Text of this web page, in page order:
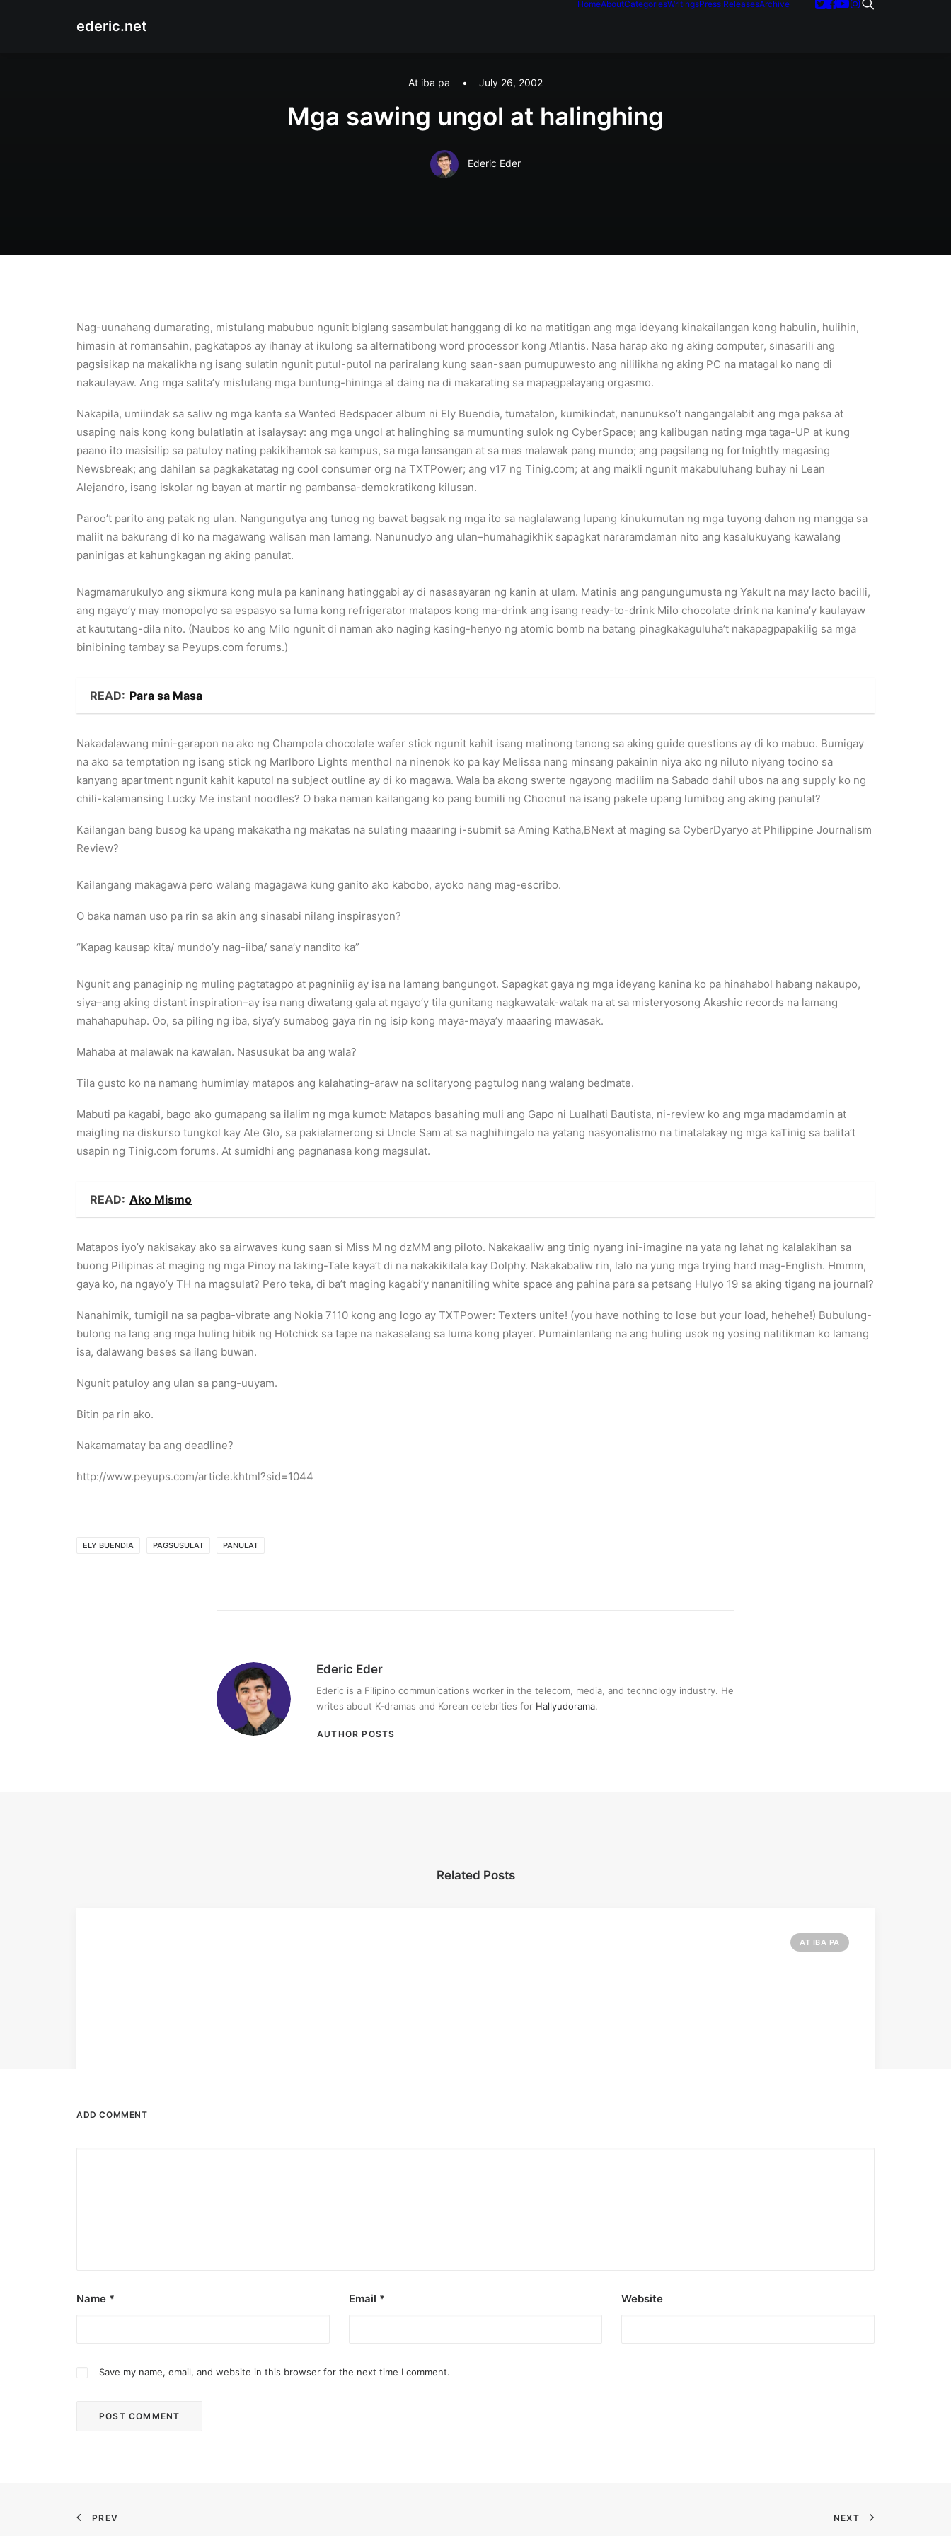
ederic.net
HomeAboutCategoriesWritingsPress ReleasesArchive
At iba pa • July 26, 2002
Mga sawing ungol at halinghing
Ederic Eder
Nag-uunahang dumarating, mistulang mabubuo ngunit biglang sasambulat hanggang di ko na matitigan ang mga ideyang kinakailangan kong habulin, hulihin,
himasin at romansahin, pagkatapos ay ihanay at ikulong sa alternatibong word processor kong Atlantis. Nasa harap ako ng aking computer, sinasarili ang
pagsisikap na makalikha ng isang sulatin ngunit putul-putol na pariralang kung saan-saan pumupuwesto ang nililikha ng aking PC na matagal ko nang di
nakaulayaw. Ang mga salita’y mistulang mga buntung-hininga at daing na di makarating sa mapagpalayang orgasmo.
Nakapila, umiindak sa saliw ng mga kanta sa Wanted Bedspacer album ni Ely Buendia, tumatalon, kumikindat, nanunukso’t nangangalabit ang mga paksa at
usaping nais kong kong bulatlatin at isalaysay: ang mga ungol at halinghing sa mumunting sulok ng CyberSpace; ang kalibugan nating mga taga-UP at kung
paano ito masisilip sa patuloy nating pakikihamok sa kampus, sa mga lansangan at sa mas malawak pang mundo; ang pagsilang ng fortnightly magasing
Newsbreak; ang dahilan sa pagkakatatag ng cool consumer org na TXTPower; ang v17 ng Tinig.com; at ang maikli ngunit makabuluhang buhay ni Lean
Alejandro, isang iskolar ng bayan at martir ng pambansa-demokratikong kilusan.
Paroo’t parito ang patak ng ulan. Nangungutya ang tunog ng bawat bagsak ng mga ito sa naglalawang lupang kinukumutan ng mga tuyong dahon ng mangga sa
maliit na bakurang di ko na magawang walisan man lamang. Nanunudyo ang ulan–humahagikhik sapagkat nararamdaman nito ang kasalukuyang kawalang
paninigas at kahungkagan ng aking panulat.
Nagmamarukulyo ang sikmura kong mula pa kaninang hatinggabi ay di nasasayaran ng kanin at ulam. Matinis ang pangungumusta ng Yakult na may lacto bacilli,
ang ngayo’y may monopolyo sa espasyo sa luma kong refrigerator matapos kong ma-drink ang isang ready-to-drink Milo chocolate drink na kanina’y kaulayaw
at kaututang-dila nito. (Naubos ko ang Milo ngunit di naman ako naging kasing-henyo ng atomic bomb na batang pinagkakaguluha’t nakapagpapakilig sa mga
binibining tambay sa Peyups.com forums.)
READ: Para sa Masa
Nakadalawang mini-garapon na ako ng Champola chocolate wafer stick ngunit kahit isang matinong tanong sa aking guide questions ay di ko mabuo. Bumigay
na ako sa temptation ng isang stick ng Marlboro Lights menthol na ninenok ko pa kay Melissa nang minsang pakainin niya ako ng niluto niyang tocino sa
kanyang apartment ngunit kahit kaputol na subject outline ay di ko magawa. Wala ba akong swerte ngayong madilim na Sabado dahil ubos na ang supply ko ng
chili-kalamansing Lucky Me instant noodles? O baka naman kailangang ko pang bumili ng Chocnut na isang pakete upang lumibog ang aking panulat?
Kailangan bang busog ka upang makakatha ng makatas na sulating maaaring i-submit sa Aming Katha,BNext at maging sa CyberDyaryo at Philippine Journalism
Review?
Kailangang makagawa pero walang magagawa kung ganito ako kabobo, ayoko nang mag-escribo.
O baka naman uso pa rin sa akin ang sinasabi nilang inspirasyon?
“Kapag kausap kita/ mundo’y nag-iiba/ sana’y nandito ka”
Ngunit ang panaginip ng muling pagtatagpo at pagniniig ay isa na lamang bangungot. Sapagkat gaya ng mga ideyang kanina ko pa hinahabol habang nakaupo,
siya–ang aking distant inspiration–ay isa nang diwatang gala at ngayo’y tila gunitang nagkawatak-watak na at sa misteryosong Akashic records na lamang
mahahapuhap. Oo, sa piling ng iba, siya’y sumabog gaya rin ng isip kong maya-maya’y maaaring mawasak.
Mahaba at malawak na kawalan. Nasusukat ba ang wala?
Tila gusto ko na namang humimlay matapos ang kalahating-araw na solitaryong pagtulog nang walang bedmate.
Mabuti pa kagabi, bago ako gumapang sa ilalim ng mga kumot: Matapos basahing muli ang Gapo ni Lualhati Bautista, ni-review ko ang mga madamdamin at
maigting na diskurso tungkol kay Ate Glo, sa pakialamerong si Uncle Sam at sa naghihingalo na yatang nasyonalismo na tinatalakay ng mga kaTinig sa balita’t
usapin ng Tinig.com forums. At sumidhi ang pagnanasa kong magsulat.
READ: Ako Mismo
Matapos iyo’y nakisakay ako sa airwaves kung saan si Miss M ng dzMM ang piloto. Nakakaaliw ang tinig nyang ini-imagine na yata ng lahat ng kalalakihan sa
buong Pilipinas at maging ng mga Pinoy na laking-Tate kaya’t di na nakakikilala kay Dolphy. Nakakabaliw rin, lalo na yung mga trying hard mag-English. Hmmm,
gaya ko, na ngayo’y TH na magsulat? Pero teka, di ba’t maging kagabi’y nananitiling white space ang pahina para sa petsang Hulyo 19 sa aking tigang na journal?
Nanahimik, tumigil na sa pagba-vibrate ang Nokia 7110 kong ang logo ay TXTPower: Texters unite! (you have nothing to lose but your load, hehehe!) Bubulung-
bulong na lang ang mga huling hibik ng Hotchick sa tape na nakasalang sa luma kong player. Pumainlanlang na ang huling usok ng yosing natitikman ko lamang
isa, dalawang beses sa ilang buwan.
Ngunit patuloy ang ulan sa pang-uuyam.
Bitin pa rin ako.
Nakamamatay ba ang deadline?
http://www.peyups.com/article.khtml?sid=1044
ELY BUENDIA PAGSUSULAT PANULAT
Ederic Eder
Ederic is a Filipino communications worker in the telecom, media, and technology industry. He
writes about K-dramas and Korean celebrities for Hallyudorama.
AUTHOR POSTS
Related Posts
AT IBA PA
Win by upgrading hero’s skills with an ML recharge.
ADD COMMENT
Name * Email * Website
Save my name, email, and website in this browser for the next time I comment.
PREV NEXT